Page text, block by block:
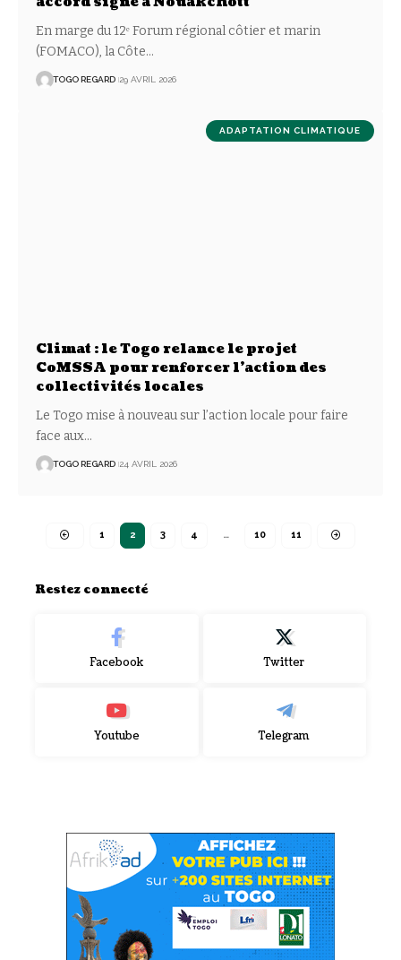
En marge du 12ᵉ Forum régional côtier et marin
(FOMACO), la Côte…
TOGO REGARD 29 AVRIL 2026
ADAPTATION CLIMATIQUE
Climat : le Togo relance le projet
CoMSSA pour renforcer l’action des
collectivités locales
Le Togo mise à nouveau sur l’action locale pour faire
face aux…
TOGO REGARD 24 AVRIL 2026
1 2 3 4 … 10 11
Restez connecté
Facebook Twitter
Youtube Telegram